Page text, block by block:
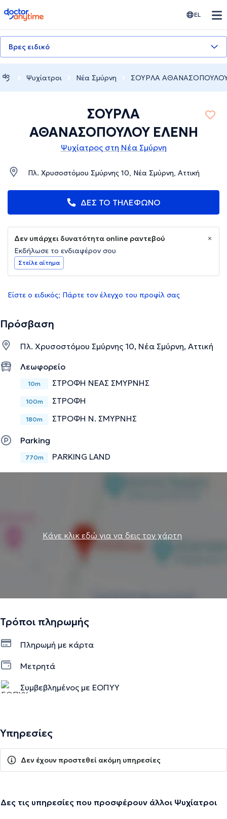
doctoranytime EL
Βρες ειδικό
Ψυχίατροι Νέα Σμύρνη ΣΟΥΡΛΑ
ΣΟΥΡΛΑ
ΑΘΑΝΑΣΟΠΟΥΛΟΥ ΕΛΕΝΗ
Ψυχίατρος στη Νέα Σμύρνη
Πλ. Χρυσοστόμου Σμύρνης 10, Νέα Σμύρνη, Αττική
ΔΕΣ ΤΟ ΤΗΛΕΦΩΝΟ
Δεν υπάρχει δυνατότητα online ραντεβού
Εκδήλωσε το ενδιαφέρον σου
Στείλε αίτημα
Είστε ο ειδικός; Πάρτε τον έλεγχο του προφίλ σας
Πρόσβαση
Πλ. Χρυσοστόμου Σμύρνης 10, Νέα Σμύρνη, Αττική
Λεωφορείο
10m ΣΤΡΟΦΗ ΝΕΑΣ ΣΜΥΡΝΗΣ
100m ΣΤΡΟΦΗ
180m ΣΤΡΟΦΗ Ν. ΣΜΥΡΝΗΣ
Parking
770m PARKING LAND
Κάνε κλικ εδώ για να δεις τον χάρτη
Τρόποι πληρωμής
Πληρωμή με κάρτα
Μετρητά
Συμβεβλημένος με ΕΟΠΥΥ
Υπηρεσίες
Δεν έχουν προστεθεί ακόμη υπηρεσίες
Δες τις υπηρεσίες που προσφέρουν άλλοι Ψυχίατροι